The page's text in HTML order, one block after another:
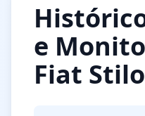
e
Fiat